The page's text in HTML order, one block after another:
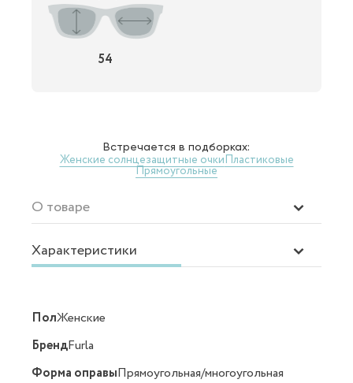
54
Встречается в подборках:
Женские солнцезащитные очкиПластиковые
Прямоугольные
О товаре
Характеристики
ПолЖенские
БрендFurla
Форма оправыПрямоугольная/многоугольная